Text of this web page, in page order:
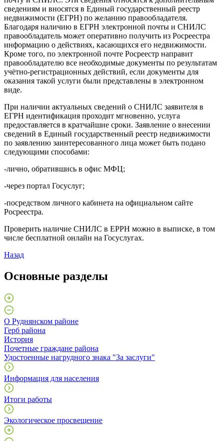
сведениям и вносятся в Единый государственный реестр
недвижимости (ЕГРН) по желанию правообладателя.
Благодаря наличию в ЕГРН электронной почты и СНИЛС
правообладатель может оперативно получить из Росреестра
информацию о действиях, касающихся его недвижимости.
Кроме того, по электронной почте Росреестр направит
правообладателю все необходимые документы по результатам
учётно-регистрационных действий, если документы для
оказания такой услуги были представлены в электронном
виде.
При наличии актуальных сведений о СНИЛС заявителя в
ЕГРН идентификация проходит мгновенно, услуга
предоставляется в кратчайшие сроки. Заявление о внесении
сведений в Единый государственный реестр недвижимости
по заявлению заинтересованного лица может быть подано
следующими способами:
-лично, обратившись в офис МФЦ;
-через портал Госуслуг;
-посредством личного кабинета на официальном сайте
Росреестра.
Проверить наличие СНИЛС в ЕРРН можно в выписке, в том
числе бесплатной онлайн на Госуслугах.
Назад
Основные разделы
О Руднянском районе
Герб района
История
Почетные граждане района
Удостоенные нагрудного знака "За заслуги"
Информация для населения
Итоги работы
Экологическое просвещение